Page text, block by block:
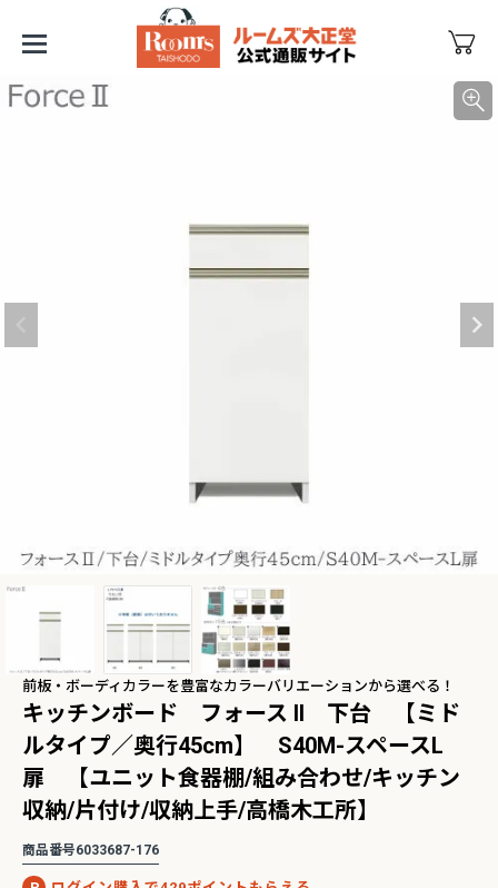
SN【リビン
インク
レザーテックス カウチソフ
ァ マウルス2 プライム
PLT【在庫色/特注色】オッ
トマン分離型自由レイアウ
ト 幅218cm リラックスフ
ォーム ラグジュアリー 関家
具
¥139,800税込
セラー】バルバーニ・ワークス
ズ
【国産・高品質の書斎家具】小島工芸・ア
ードシリーズ
前板・ボーディカラーを豊富なカラーバリエーションから選べる！
キッチンボード フォース ll 下台 【ミド
ルタイプ／奥行45cm】 S40M-スペースL
扉 【ユニット食器棚/組み合わせ/キッチン
収納/片付け/収納上手/高橋木工所】
商品番号6033687-176